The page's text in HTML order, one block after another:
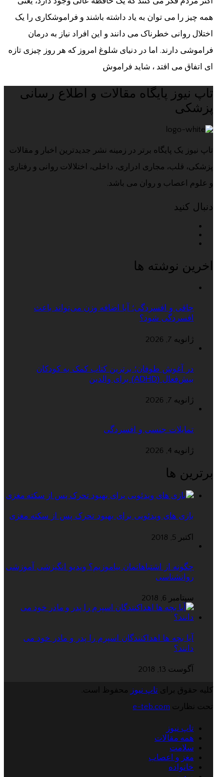
همه چیز را می توان به یاد داشته باشند و فراموشکاری را یک
اختلال روانی خطرناک می دانند و این افراد نیاز به درمان
فراموشی دارند. اما در دنیای شلوغ امروز که هر روز چیزی تازه
ای اتفاق می افتد ، شاید فراموش
تاپ نیوز پایگاه مقالات و اطلاع رسانی
پزشکی
تاپ نیوز یک پایگاه برتر در زمینه نشر جدیدترین اخبار و مقالات
پزشکی، قلب، مجاری ادراری، داخلی، اختلالات روانی و رفتاری
و علوم اعصاب و روان می باشد.
دنبال کنید
اخرین نوشته ها
چاقی و افسردگی؛ آیا اضافه وزن می‌تواند باعث
افسردگی شود؟
ژانویه 7, 2026
در آغوش طوفان؛ برترین کتاب کمک به کودکان
بیش‌فعال (ADHD) برای والدین
ژانویه 7, 2026
تمایلات جنسی و افسردگی
ژانویه 4, 2026
برترین ها
بازی های ویدئویی برای بهبود تحرک پس از سکته مغزی
اکتبر 5, 2018
چگونه از اشتباهاتمان بیاموزیم؟ ویدیو انگیزشی آموزشی
روانشناسی
سپتامبر 6, 2018
آیا بچه ها اهداکنندگان اسپرم را پدر و مادر خود می
دانند؟
آگوست 13, 2018
کلیه حقوق برای تاپ نیوز
محفوظ است.
تحت نظارت e-teb.com
تاپ نیوز
همه مقالات
سلامت
مغز و اعصاب
خانواده